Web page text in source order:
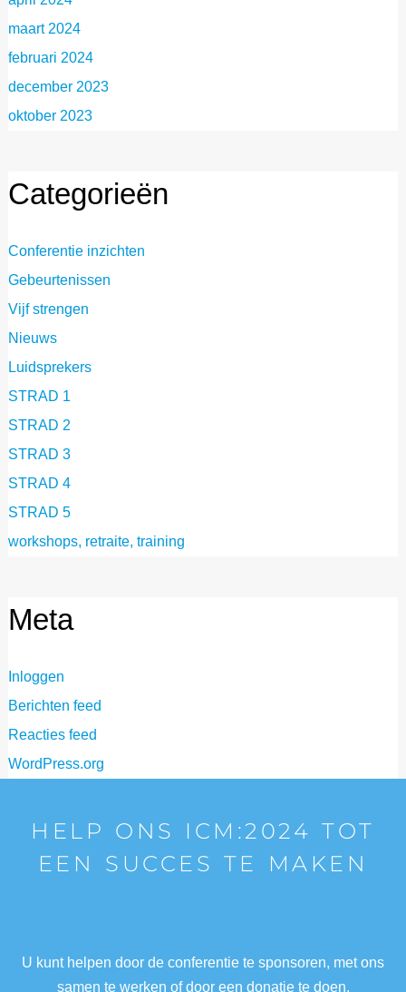
maart 2024
februari 2024
december 2023
oktober 2023
Categorieën
Conferentie inzichten
Gebeurtenissen
Vijf strengen
Nieuws
Luidsprekers
STRAD 1
STRAD 2
STRAD 3
STRAD 4
STRAD 5
workshops, retraite, training
Meta
Inloggen
Berichten feed
Reacties feed
WordPress.org
HELP ONS ICM:2024 TOT
EEN SUCCES TE MAKEN
U kunt helpen door de conferentie te sponsoren, met ons
samen te werken of door een donatie te doen.